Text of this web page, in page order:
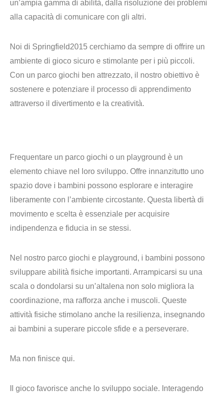
un’ampia gamma di abilità, dalla risoluzione dei problemi
alla capacità di comunicare con gli altri.
Noi di Springfield2015 cerchiamo da sempre di offrire un
ambiente di gioco sicuro e stimolante per i più piccoli.
Con un parco giochi ben attrezzato, il nostro obiettivo è
sostenere e potenziare il processo di apprendimento
attraverso il divertimento e la creatività.
Frequentare un parco giochi o un playground è un
elemento chiave nel loro sviluppo. Offre innanzitutto uno
spazio dove i bambini possono esplorare e interagire
liberamente con l’ambiente circostante. Questa libertà di
movimento e scelta è essenziale per acquisire
indipendenza e fiducia in se stessi.
Nel nostro parco giochi e playground, i bambini possono
sviluppare abilità fisiche importanti. Arrampicarsi su una
scala o dondolarsi su un’altalena non solo migliora la
coordinazione, ma rafforza anche i muscoli. Queste
attività fisiche stimolano anche la resilienza, insegnando
ai bambini a superare piccole sfide e a perseverare.
Ma non finisce qui.
Il gioco favorisce anche lo sviluppo sociale. Interagendo